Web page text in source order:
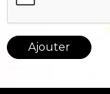
Ajouter